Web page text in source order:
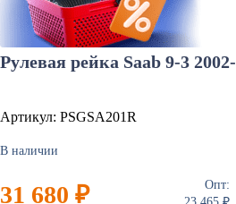
Рулевая рейка Saab 9-3 2002-
Артикул: PSGSA201R
В наличии
31 680 ₽
Опт: